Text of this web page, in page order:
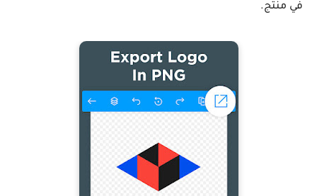
في منتج.